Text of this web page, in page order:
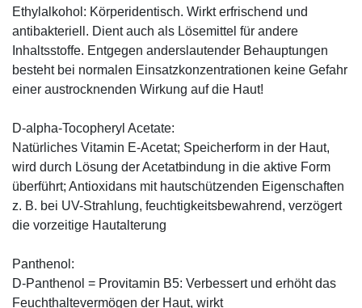
Ethylalkohol: Körperidentisch. Wirkt erfrischend und
antibakteriell. Dient auch als Lösemittel für andere
Inhaltsstoffe. Entgegen anderslautender Behauptungen
besteht bei normalen Einsatzkonzentrationen keine Gefahr
einer austrocknenden Wirkung auf die Haut!
D-alpha-Tocopheryl Acetate:
Natürliches Vitamin E-Acetat; Speicherform in der Haut,
wird durch Lösung der Acetatbindung in die aktive Form
überführt; Antioxidans mit hautschützenden Eigenschaften
z. B. bei UV-Strahlung, feuchtigkeitsbewahrend, verzögert
die vorzeitige Hautalterung
Panthenol:
D-Panthenol = Provitamin B5: Verbessert und erhöht das
Feuchthaltevermögen der Haut, wirkt